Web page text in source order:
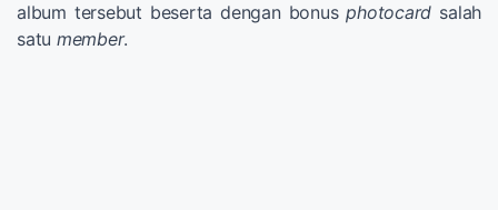
album tersebut beserta dengan bonusphotocard salah
satu member.